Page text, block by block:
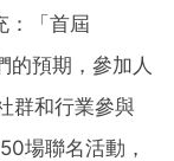
：「首屆
的預期，參加人
群和行業參與
場聯名活動，